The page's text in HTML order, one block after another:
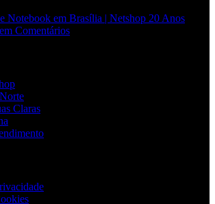
Notebook em Brasília | Netshop 20 Anos
Comentários
Claras